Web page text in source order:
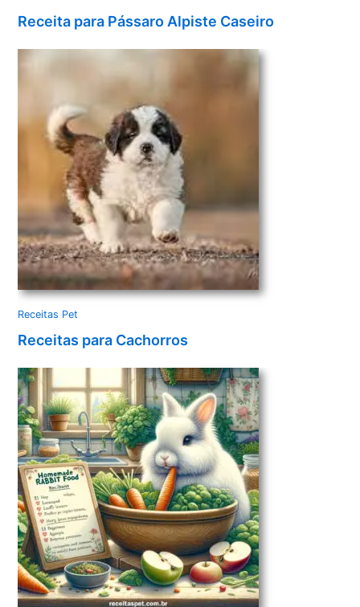
Receita para Pássaro Alpiste Caseiro
Receitas Pet
Receitas para Cachorros